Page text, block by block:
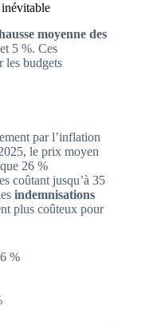
inévitable
moyenne des
5 %. Ces
les budgets
par l’inflation
le prix moyen
26 %
coûtant jusqu’à 35
indemnisations
plus coûteux pour
%